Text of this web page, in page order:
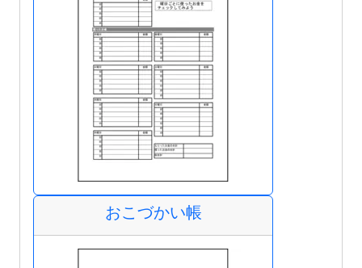
おこづかい帳